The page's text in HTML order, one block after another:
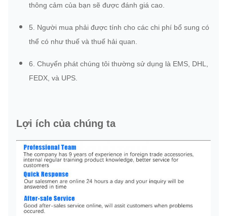
thông cảm của bạn sẽ được đánh giá cao.
5. Người mua phải được tính cho các chi phí bổ sung có
thể có như thuế và thuế hải quan.
6. Chuyển phát chúng tôi thường sử dụng là EMS, DHL,
FEDX, và UPS.
Lợi ích của chúng ta